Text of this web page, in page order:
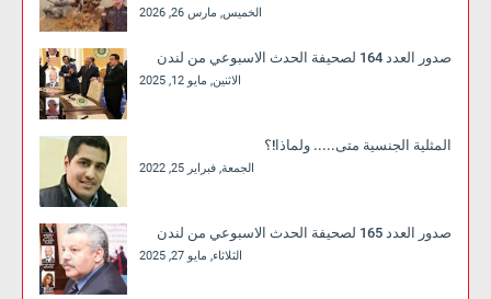
الخميس, مارس 26, 2026
صدور العدد 164 لصحيفة الحدث الاسبوعي من لندن
الاثنين, مايو 12, 2025
المثلية الجنسية متى..... ولماذا!؟
الجمعة, فبراير 25, 2022
صدور العدد 165 لصحيفة الحدث الاسبوعي من لندن
الثلاثاء, مايو 27, 2025